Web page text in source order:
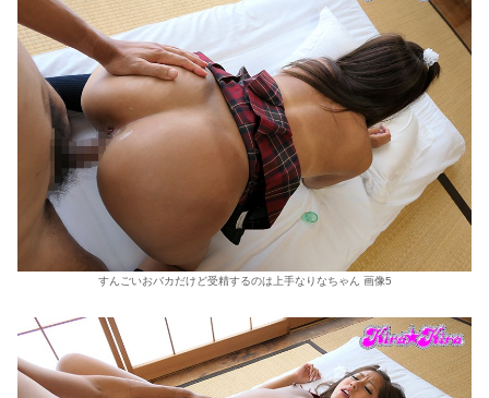
すんごいおバカだけど受精するのは上手なりなちゃん 画像5